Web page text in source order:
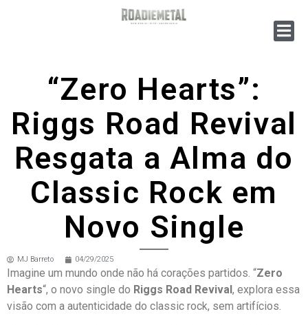
“Zero Hearts”:
Riggs Road Revival
Resgata a Alma do
Classic Rock em
Novo Single
MJ Barreto 04/29/2025
Imagine um mundo onde não há corações partidos. “Zero
Hearts“, o novo single do Riggs Road Revival, explora essa
visão com a autenticidade do classic rock, sem artifícios.